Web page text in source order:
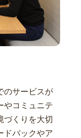
のサービスが
やコミュニテ
づくりを大切
ドバックやア